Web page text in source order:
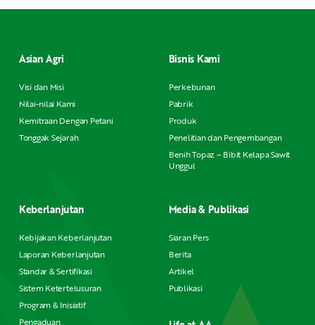
Asian Agri
Visi dan Misi
Nilai-nilai Kami
Kemitraan Dengan Petani
Tonggak Sejarah
Bisnis Kami
Perkebunan
Pabrik
Produk
Penelitian dan Pengembangan
Benih Topaz – Bibit Kelapa Sawit
Unggul
Keberlanjutan
Kebijakan Keberlanjutan
Laporan Keberlanjutan
Standar & Sertifikasi
Sistem Ketertelusuran
Program & Inisiatif
Pengaduan
Media & Publikasi
Siaran Pers
Berita
Artikel
Publikasi